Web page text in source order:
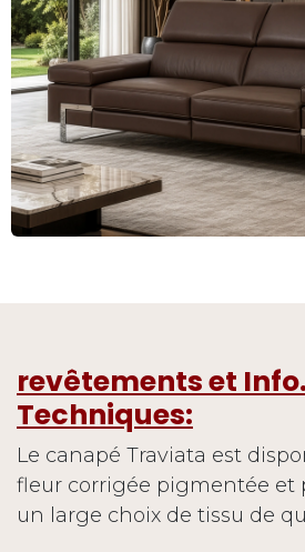
revêtements et Info.
Techniques:
Le canapé Traviata est
fleur corrigée pigmentée et
un large choix de tissu de